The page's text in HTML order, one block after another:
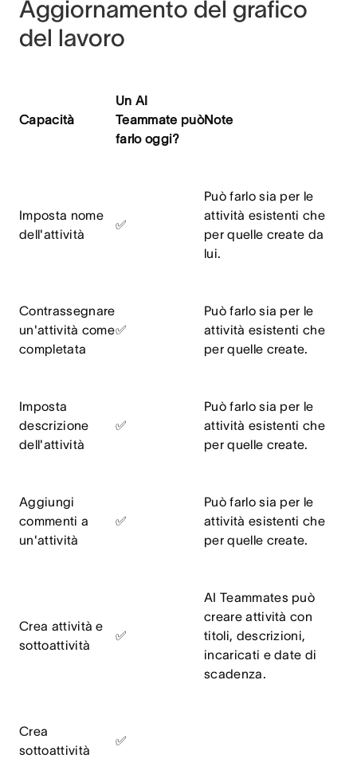
Aggiornamento del grafico
del lavoro
Capacità
Un AI
Teammate può
farlo oggi?
Note
Imposta nome
dell'attività
✅
Può farlo sia per le
attività esistenti che
per quelle create da
lui.
Contrassegnare
un'attività come
completata
✅
Può farlo sia per le
attività esistenti che
per quelle create.
Imposta
descrizione
dell'attività
✅
Può farlo sia per le
attività esistenti che
per quelle create.
Aggiungi
commenti a
un'attività
✅
Può farlo sia per le
attività esistenti che
per quelle create.
Crea attività e
sottoattività
✅
AI Teammates può
creare attività con
titoli, descrizioni,
incaricati e date di
scadenza.
Crea
sottoattività
✅